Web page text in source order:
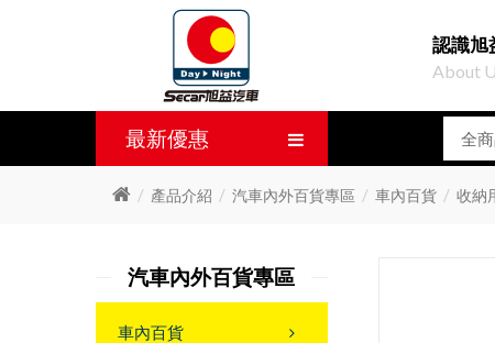
認識旭
About
最新優惠
產品介紹 汽車內外百貨專區 車內百貨 收納
汽車內外百貨專區
車內百貨